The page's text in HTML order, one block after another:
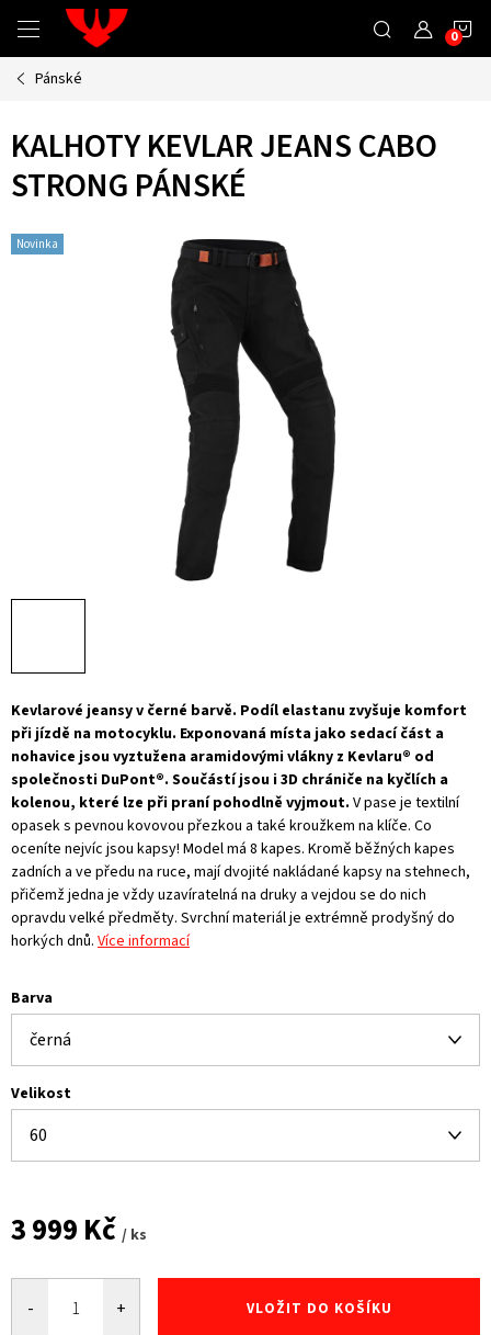
obsah
Pánské
KALHOTY KEVLAR JEANS CABO
STRONG PÁNSKÉ
Novinka
Kevlarové jeansy v černé barvě. Podíl elastanu zvyšuje komfort
při jízdě na motocyklu. Exponovaná místa jako sedací část a
nohavice jsou vyztužena aramidovými vlákny z Kevlaru® od
společnosti DuPont®. Součástí jsou i 3D chrániče na kyčlích a
kolenou, které lze při praní pohodlně vyjmout. V pase je textilní
opasek s pevnou kovovou přezkou a také kroužkem na klíče. Co
oceníte nejvíc jsou kapsy! Model má 8 kapes. Kromě běžných kapes
zadních a ve předu na ruce, mají dvojité nakládané kapsy na stehnech,
přičemž jedna je vždy uzavíratelná na druky a vejdou se do nich
opravdu velké předměty. Svrchní materiál je extrémně prodyšný do
horkých dnů. Více informací
Barva
Velikost
3 999 Kč / ks
cena:
VLOŽIT DO KOŠÍKU